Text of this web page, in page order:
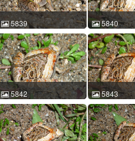
5839
花姬蛙 Microhyla pulchra
王运宇 2010-04-06
21:35:58 中国广东 ACM
id:5839
5840
花姬蛙
王运宇
21:46:32 中
id:5840
5842
花姬蛙 Microhyla pulchra
王运宇 2010-04-06
21:46:52 中国广东 ACM
id:5842
5843
花姬蛙
王运宇
21:47:51 中
id:5843